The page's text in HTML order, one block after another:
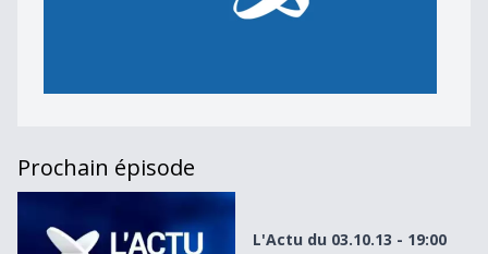
Prochain épisode
L&#039;Actu du 03.10.13 - 19:00
L'Actu du 03.10.13 - 19:00